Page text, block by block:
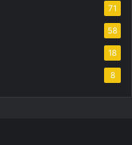
71
58
18
8